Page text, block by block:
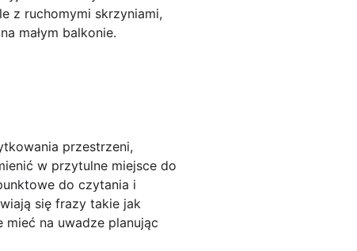
z ruchomymi skrzyniami,
małym balkonie.
przestrzeni,
w przytulne miejsce do
do czytania i
się frazy takie jak
mieć na uwadze planując